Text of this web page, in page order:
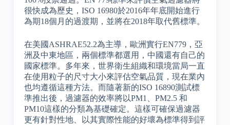
很快成為歷史，ISO 16980於2016年年底開始進行
為期18個月的過渡期，並將在2018年取代舊標準。
在美國ASHRAE52.2為主導，歐洲實行EN779，亞
洲及中東地區，兩個標準都選用，中國還有自己的
國家標準。多年來，世界衛生組織和環境當局一直
在使用粒子的尺寸大小來評估空氣品質，現在業內
也均遵循這種方法。而隨著新的ISO 16890測試標
準推出後，過濾器的效率將以PM1、PM2.5 和
PM10這樣的分類為基礎確定。這樣可確保過濾器
更有針對性地、以其實際性能的好壞為標準得到評